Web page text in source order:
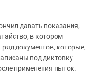
давать показания,
в котором
документов, которые,
под диктовку
применения пыток.